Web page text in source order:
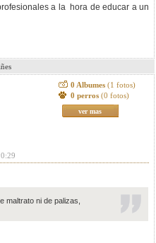
a la hora de educar a un
0 Albumes (1 fotos)
0 perros (0 fotos)
ver mas
maltrato ni de palizas,